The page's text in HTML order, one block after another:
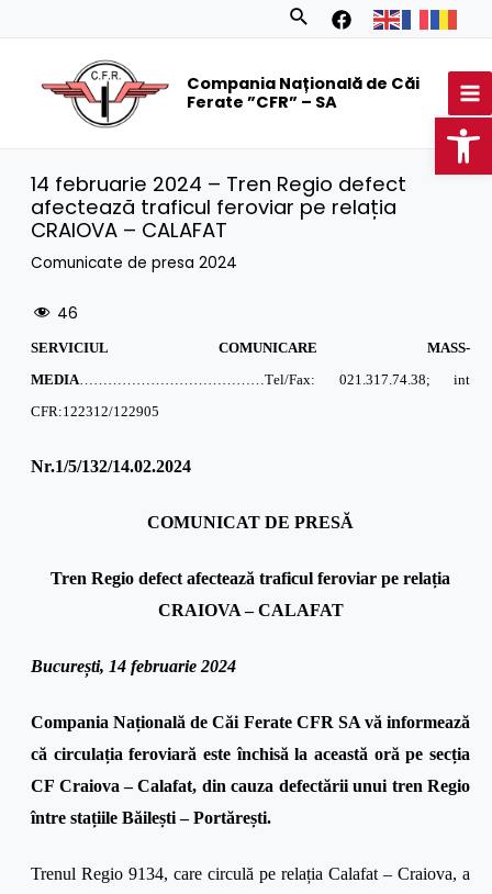
Search
Compania Națională de Căi
Ferate ”CFR” – SA
14 februarie 2024 – Tren Regio defect
afectează traficul feroviar pe relația
CRAIOVA – CALAFAT
Comunicate de presa 2024
46
SERVICIUL COMUNICARE MASS-
MEDIA…………………………………Tel/Fax: 021.317.74.38; int
CFR:122312/122905
Nr.1/5/132/14.02.2024
COMUNICAT DE PRESĂ
Tren Regio defect afectează traficul feroviar pe relația
CRAIOVA – CALAFAT
București, 14 februarie 2024
Compania Națională de Căi Ferate CFR SA vă informează
că circulația feroviară este închisă la această oră pe secția
CF Craiova – Calafat, din cauza defectării unui tren Regio
între stațiile Băilești – Portărești.
Trenul Regio 9134, care circulă pe relația Calafat – Craiova, a